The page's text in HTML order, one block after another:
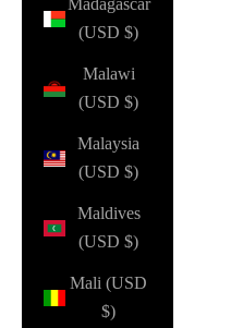
Madagascar
(USD $)
Malawi
(USD $)
Malaysia
(USD $)
Maldives
(USD $)
Mali (USD
$)